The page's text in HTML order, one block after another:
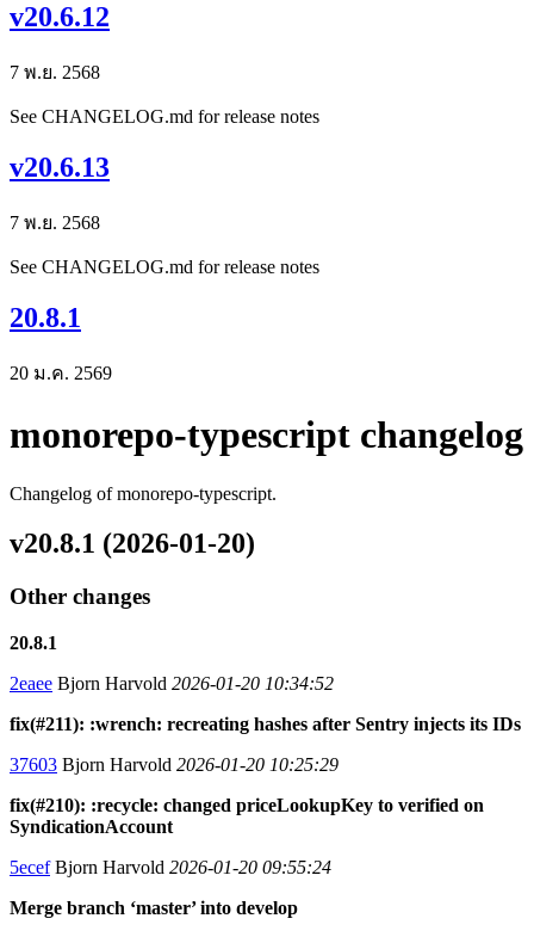
v20.6.12
7 พ.ย. 2568
See CHANGELOG.md for release notes
v20.6.13
7 พ.ย. 2568
See CHANGELOG.md for release notes
20.8.1
20 ม.ค. 2569
monorepo-typescript changelog
Changelog of monorepo-typescript.
v20.8.1 (2026-01-20)
Other changes
20.8.1
2eaee Bjorn Harvold 2026-01-20 10:34:52
fix(#211): :wrench: recreating hashes after Sentry injects its IDs
37603 Bjorn Harvold 2026-01-20 10:25:29
fix(#210): :recycle: changed priceLookupKey to verified on
SyndicationAccount
5ecefBjorn Harvold 2026-01-20 09:55:24
Merge branch ‘master’ into develop